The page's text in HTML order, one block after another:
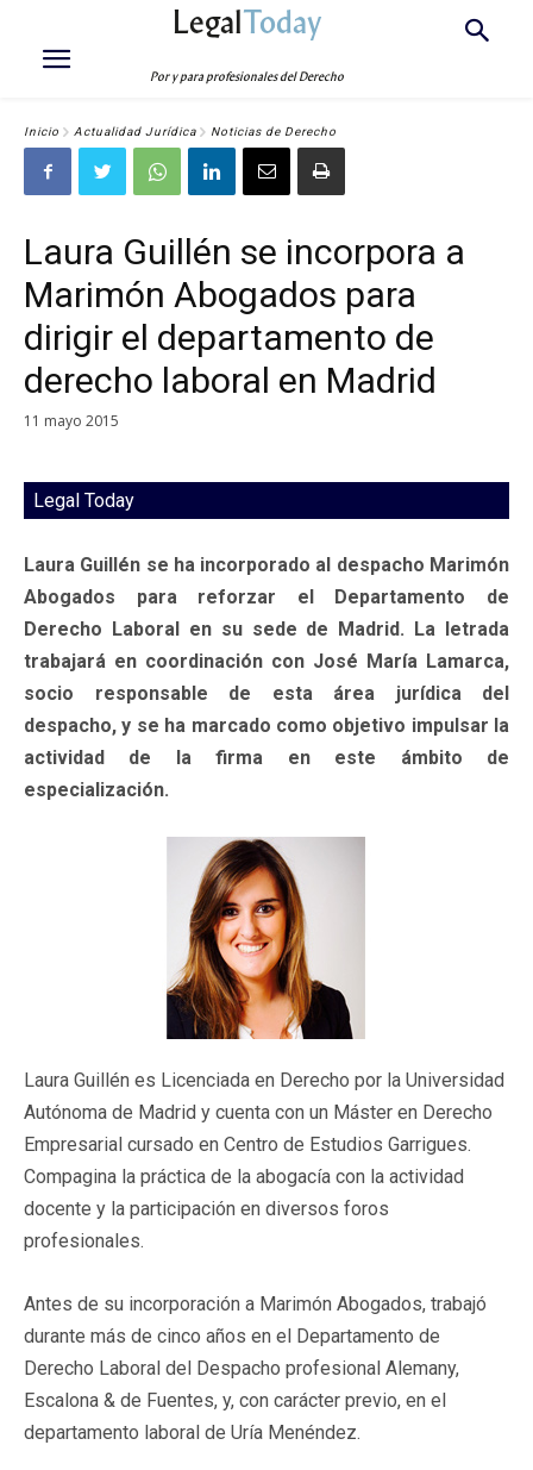
LegalToday
Por y para profesionales del Derecho
Inicio Actualidad Jurídica Noticias de Derecho
Laura Guillén se incorpora a
Marimón Abogados para
dirigir el departamento de
derecho laboral en Madrid
11 mayo 2015
Legal Today
Laura Guillén se ha incorporado al despacho Marimón
Abogados para reforzar el Departamento de
Derecho Laboral en su sede de Madrid. La letrada
trabajará en coordinación con José María Lamarca,
socio responsable de esta área jurídica del
despacho, y se ha marcado como objetivo impulsar la
actividad de la firma en este ámbito de
especialización.
Laura Guillén es Licenciada en Derecho por la Universidad
Autónoma de Madrid y cuenta con un Máster en Derecho
Empresarial cursado en Centro de Estudios Garrigues.
Compagina la práctica de la abogacía con la actividad
docente y la participación en diversos foros
profesionales.
Antes de su incorporación a Marimón Abogados, trabajó
durante más de cinco años en el Departamento de
Derecho Laboral del Despacho profesional Alemany,
Escalona & de Fuentes, y, con carácter previo, en el
departamento laboral de Uría Menéndez.